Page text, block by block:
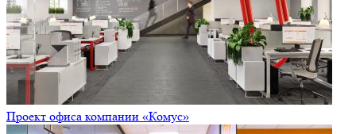
Проект офиса компании «Комус»